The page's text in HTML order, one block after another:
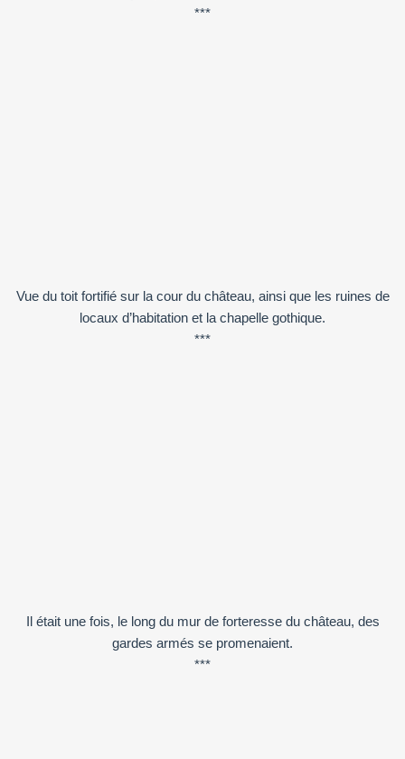
***
Vue du toit fortifié sur la cour du château, ainsi que les ruines de
locaux d’habitation et la chapelle gothique.
***
Il était une fois, le long du mur de forteresse du château, des
gardes armés se promenaient.
***